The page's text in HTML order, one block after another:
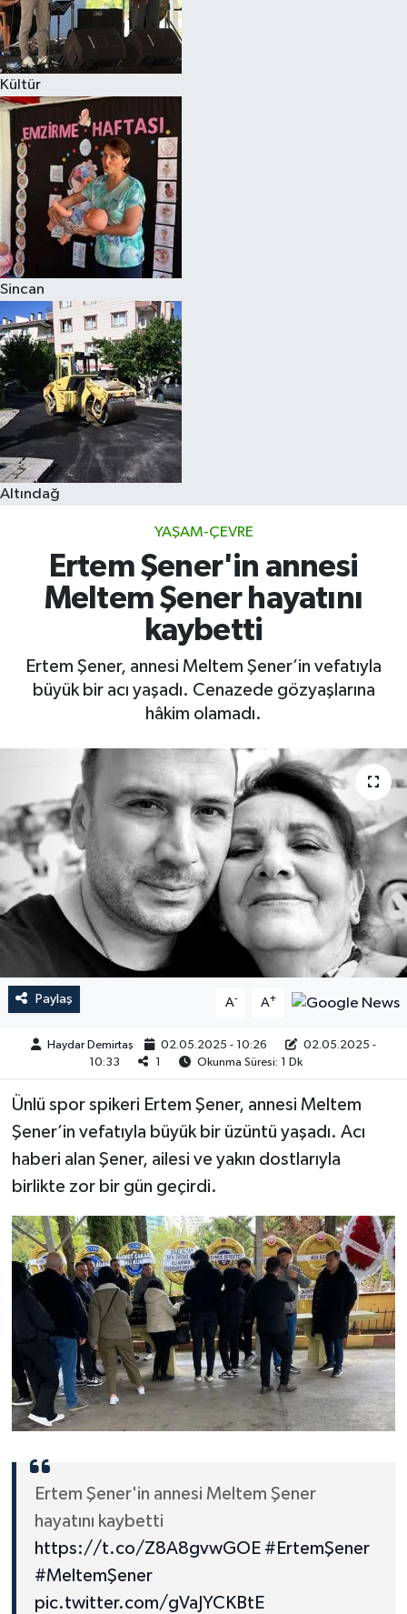
Kültür
Sincan
Altındağ
YAŞAM-ÇEVRE
Ertem Şener'in annesi
Meltem Şener hayatını
kaybetti
Ertem Şener, annesi Meltem Şener’in vefatıyla
büyük bir acı yaşadı. Cenazede gözyaşlarına
hâkim olamadı.
Paylaş A- A+
Haydar Demirtaş 02.05.2025 - 10:26
02.05.2025 -
10:33
1 Okunma Süresi: 1 Dk
Ünlü spor spikeri Ertem Şener, annesi Meltem
Şener’in vefatıyla büyük bir üzüntü yaşadı. Acı
haberi alan Şener, ailesi ve yakın dostlarıyla
birlikte zor bir gün geçirdi.
Ertem Şener'in annesi Meltem Şener
hayatını kaybetti
https://t.co/Z8A8gvwGOE #ErtemŞener
#MeltemŞener
pic.twitter.com/gVaJYCKBtE